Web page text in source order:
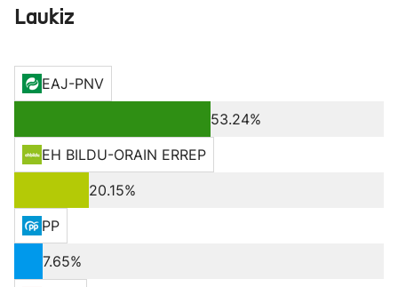
Laukiz
EAJ-PNV
53.24%
EH BILDU-ORAIN ERREP
20.15%
PP
7.65%